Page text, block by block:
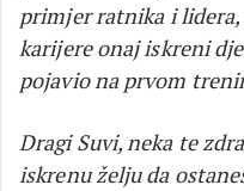
primjer ratnika i
karijere onaj iskreni
pojavio na prvom
Dragi Suvi, neka te
iskrenu želju da